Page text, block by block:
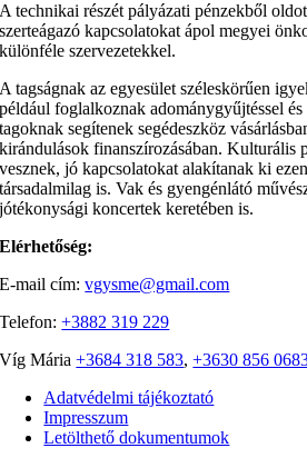
A technikai részét pályázati pénzekből
szerteágazó kapcsolatokat ápol megyei
különféle szervezetekkel.
A tagságnak az egyesület széleskörűen
például foglalkoznak adománygyűjtéssel
tagoknak segítenek segédeszköz
kirándulások finanszírozásában. Kulturális
vesznek, jó kapcsolatokat alakítanak ki
társadalmilag is. Vak és gyengénlátó
jótékonysági koncertek keretében is.
Elérhetőség:
E-mail cím:vgysme@gmail.com
Telefon:+3882 319 229
Víg Mária+3684 318 583,+3630 856
Adatvédelmi tájékoztató
Impresszum
Letölthető dokumentumok